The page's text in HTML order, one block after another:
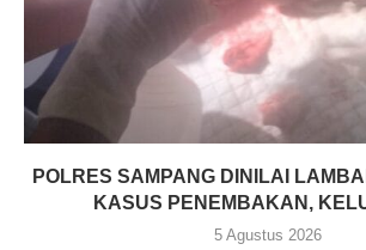
POLRES SAMPANG DINILAI
KASUS PENEMBAKAN,
5 Agustus 2026